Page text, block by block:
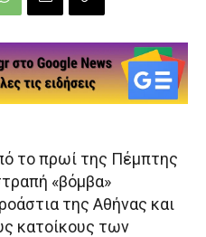
το πρωί της Πέμπτης
«βόμβα»
της Αθήνας και
κατοίκους των